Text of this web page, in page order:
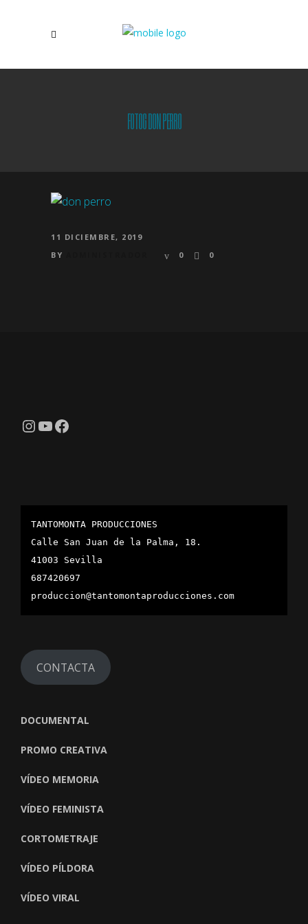
FOTOG DON PERRO
11 DICIEMBRE, 2019
BY
0 0
Instagram
YouTube
Facebook
TANTOMONTA PRODUCCIONES
Calle San Juan de la Palma, 18.
41003 Sevilla
687420697
produccion@tantomontaproducciones.com
CONTACTA
DOCUMENTAL
PROMO CREATIVA
VÍDEO MEMORIA
VÍDEO FEMINISTA
CORTOMETRAJE
VÍDEO PÍLDORA
VÍDEO VIRAL